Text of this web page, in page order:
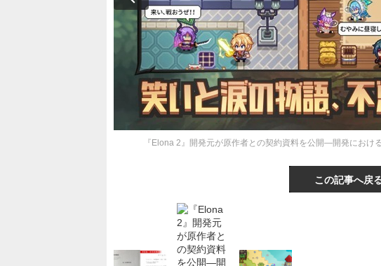
『Elona 2』開発元が原作者との契約資料を公開―開発におけ
この記事へ戻